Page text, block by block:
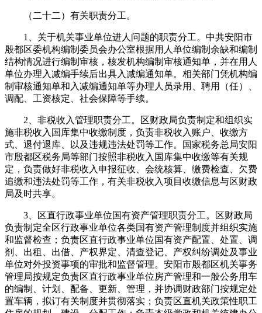
（二十二）有关职责分工。
1、关于机关事业单位进人问题的职责分工。中共安阳市
殷都区委机构编制委员会办公室根据用人单位编制余缺和编制
结构情况进行编制审核，核发机构编制审核通知单，并在用人
单位办理入减编手续后出具入减编通知单。相关部门凭机构编
制审核通知单和入减编通知单等办理人员录用、聘用（任）、
调配、工资核定、社会保障等手续。
2、非税收入管理职责分工。区财政局负责制定和组织实
施非税收入国库集中收缴制度，负责非税收入账户、收缴方
式、退付退库、以及违规违法处罚等工作。国家税务总局安阳
市殷都区税务局等部门按照非税收入国库集中收缴等有关规
定，负责做好非税收入申报征收、会统核算、缴费检查、欠费
追缴和违法处罚等工作，有关非税收入项目收缴信息与区财政
局及时共享。
3、区直行政事业单位国有资产管理职责分工。区财政局
负责制定全区行政事业单位各类国有资产管理制度并组织实施
和监督检查；负责区直行政事业单位国有资产配置、处置、调
剂、出租、出借、产权界定、清查登记、产权纠纷调处及事业
单位对外投资事项的审批和监督管理。安阳市殷都区机关事务
管理局按规定负责区直行政事业单位房产管理和一般公务用车
的编制、计划、配备、更新、管理，并协调财政部门按规定处
置车辆，拟订有关制度并贯彻落实；负责区直机关政策性职工